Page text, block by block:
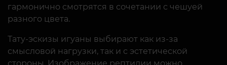
гармонично смотрятся в сочетании с чешуей
разного цвета.
Тату-эскизы игуаны выбирают как из-за
смысловой нагрузки, так и с эстетической